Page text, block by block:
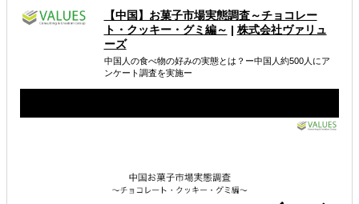
属するジャンル
海外市場調査・マーケティング
自社商材に最適な販売方法を知りたい
【中国】お菓子市場実態調査～チョコレー
ト・クッキー・グミ編～ | 株式会社ヴァリュ
ーズ
中国人の食べ物の好みの実態とは？ー中国人約500人にア
ンケート調査を実施ー